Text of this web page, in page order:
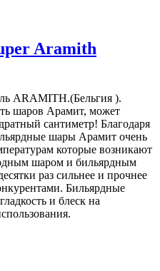
Aramith
ARAMITH.(Бельгия ).
шаров Арамит, может
сантиметр! Благодаря
шары Арамит очень
которые возникают
шаром и бильярдным
раз сильнее и прочнее
Бильярдные
и блеск на